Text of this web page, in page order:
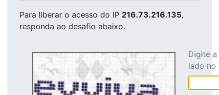
Para liberar o acesso do IP 216.73.216.135,
responda ao desafio abaixo.
Digite
lado no